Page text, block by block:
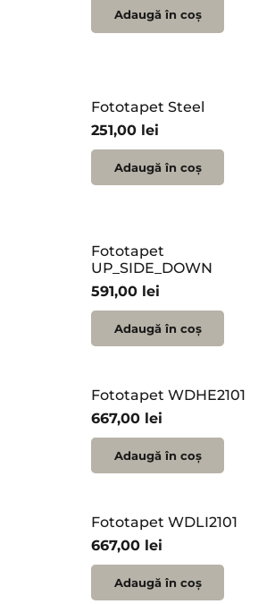
Adaugă în coș
Fototapet Steel
251,00 lei
Adaugă în coș
Fototapet
UP_SIDE_DOWN
591,00 lei
Adaugă în coș
Fototapet WDHE2101
667,00 lei
Adaugă în coș
Fototapet WDLI2101
667,00 lei
Adaugă în coș